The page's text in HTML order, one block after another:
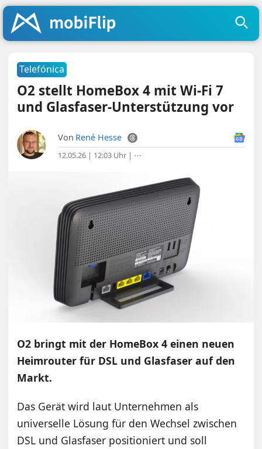
Telefónica
O2 stellt HomeBox 4 mit Wi-Fi 7
und Glasfaser-Unterstützung vor
Von René Hesse
12.05.26 | 12:03 Uhr | ⋯
O2 bringt mit der HomeBox 4 einen neuen
Heimrouter für DSL und Glasfaser auf den
Markt.
Das Gerät wird laut Unternehmen als
universelle Lösung für den Wechsel zwischen
DSL und Glasfaser positioniert und soll